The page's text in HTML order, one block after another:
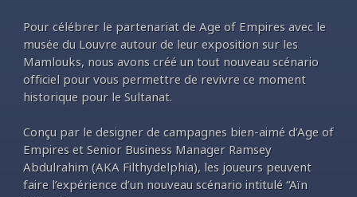
Pour célébrer le partenariat de Age of Empires avec le
musée du Louvre autour de leur exposition sur les
Mamlouks, nous avons créé un tout nouveau scénario
officiel pour vous permettre de revivre ce moment
historique pour le Sultanat.
Conçu par le designer de campagnes bien-aimé d’Age of
Empires et Senior Business Manager Ramsey
Abdulrahim (AKA Filthydelphia), les joueurs peuvent
faire l’expérience d’un nouveau scénario intitulé “Aïn